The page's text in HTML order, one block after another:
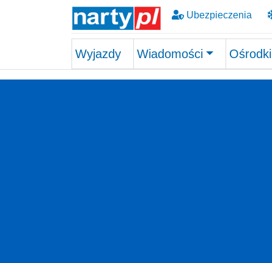
Ubezpieczenia
Wyjazdy Wiadomości Ośrodki